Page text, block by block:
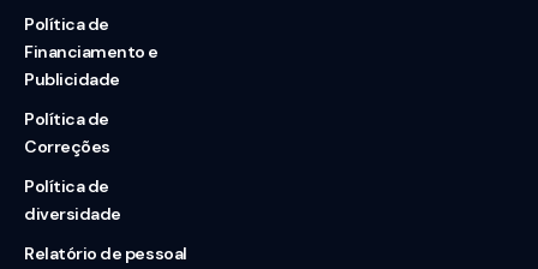
Política de
Financiamento e
Publicidade
Política de
Correções
Política de
diversidade
Relatório de pessoal